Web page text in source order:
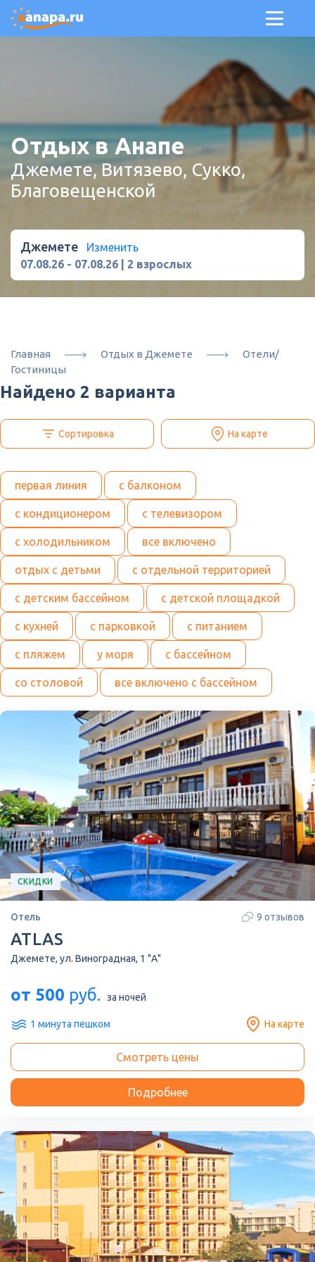
Отдых в Анапе
Джемете, Витязево, Сукко,
Благовещенской
Джемете
Изменить
07.08.26 - 07.08.26 2 взрослых
Главная Отдых в Джемете
Отели/
Гостиницы
Найдено 2 варианта
Сортировка На карте
первая линия с балконом
с кондиционером с телевизором
с холодильником все включено
отдых с детьми с отдельной территорией
с детским бассейном с детской площадкой
с кухней с парковкой с питанием
с пляжем у моря с бассейном
со столовой все включено с бассейном
СКИДКИ
Отель 9 отзывов
ATLAS
Джемете, ул. Виноградная, 1 "А"
от 500 руб. за ночей
1 минута пешком На карте
Смотреть цены
Подробнее